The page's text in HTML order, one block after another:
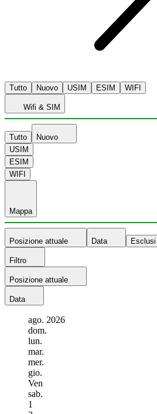
Tutto Nuovo USIM ESIM WIFI
Wifi & SIM
Tutto
Nuovo
USIM
ESIM
WIFI
Mappa
Posizione attuale Data
Filtro
Posizione attuale
Data
ago. 2026
dom.
lun.
mar.
mer.
gio.
Ven
sab.
1